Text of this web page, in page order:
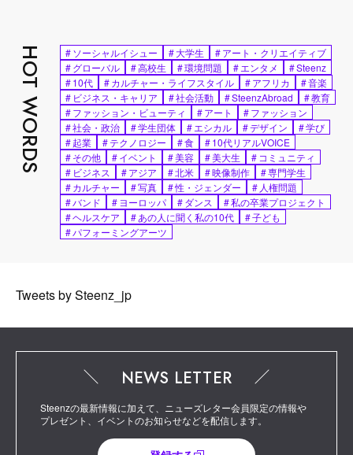
HOT WORDS #ソーシャルイシュー #大学生 #アート・クリエイティブ
#グローバル #高校生 #環境問題 #エンタメ #Steenz
#10代 #カルチャー・ライフスタイル #アフリカ #音楽
# ビジネス・キャリア #社会活動 #SteenzAbroad #教育
#ファッション・ビューティ #アート #ファッション
#社会・政治 #学生団体 #エシカル #デザイン #学び
#起業 #テクノロジー #食 #10代リアルVOICE
#その他 #イベント #美容 #美大生 # コミュニティ
# ビジネス #アジア #北米 #映像制作 #専門学生
#カルチャー #写真 #性・ジェンダー # 人権問題
#バンド #ヨーロッパ #ダンス #私の卒業プロジェクト
#ヘルスケア #あの人に聞く私の10代 #子ども
#パフォーミングアーツ
Tweets by Steenz_jp
NEWS LETTER
Steenzの最新情報に加えて、ニューズレター会員限定の情報や
プレゼント、イベントのお知らせなどを配信します。